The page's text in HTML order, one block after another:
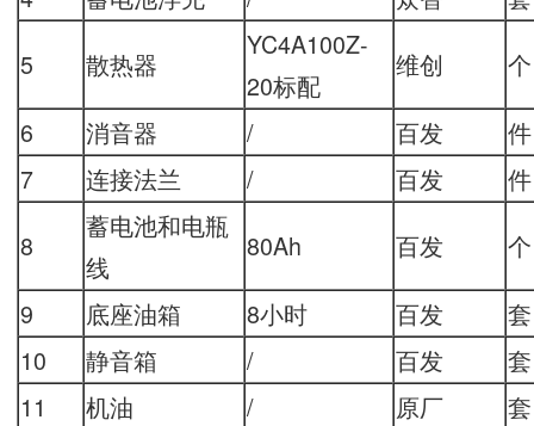
5
散热器
YC4A100Z-
20标配
维创
个
6
消音器 / 百发
件
7
连接法兰 / 百发
件
8
蓄电池和电瓶
线
80Ah 百发
个
9
底座油箱 8小时 百发
套
10
静音箱 / 百发
套
11
机油 / 原厂
套